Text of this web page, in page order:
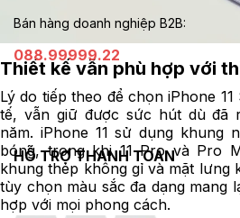
Thiết kế vẫn phù hợp với
Lý do tiếp theo để chọn iPhone
tế, vẫn giữ được sức hút dù đã
năm. iPhone 11 sử dụng khung
bóng, trong khi 11 Pro và Pro
khung thép không gỉ và mặt lưng
tùy chọn màu sắc đa dạng mang
hợp với mọi phong cách.
Bán hàng doanh nghiệp B2B:
088.99999.22
HỖ TRỢ THANH TOÁN